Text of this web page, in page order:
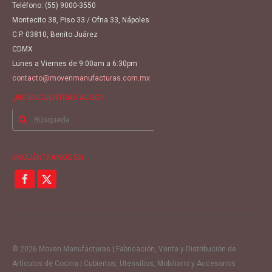
Teléfono: (55) 9000-3550
Montecito 38, Piso 33 / Ofna 33, Nápoles
C.P. 03810, Benito Juárez
CDMX
Lunes a Viernes de 9:00am a 6:30pm
contacto@movenmanufacturas.com.mx
¿NO ENCUENTRAS ALGO?
Buscar
ENCUÉNTRANOS EN
© 2026 Moven Manufacturas | Fabricación, Venta y Distribución de
Artículos de Cocina | Cubiertos, Utensilios, Mobiliario y Accesorios